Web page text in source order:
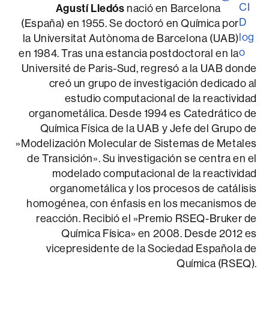
Agustí Lledós nació en Barcelona
(España) en 1955. Se doctoró en Química por
la Universitat Autònoma de Barcelona (UAB)
en 1984. Tras una estancia postdoctoral en la
Université de Paris-Sud, regresó a la UAB donde
creó un grupo de investigación dedicado al
estudio computacional de la reactividad
organometálica. Desde 1994 es Catedrático de
Química Física de la UAB y Jefe del Grupo de
»Modelización Molecular de Sistemas de Metales
de Transición». Su investigación se centra en el
modelado computacional de la reactividad
organometálica y los procesos de catálisis
homogénea, con énfasis en los mecanismos de
reacción. Recibió el »Premio RSEQ-Bruker de
Química Física» en 2008. Desde 2012 es
vicepresidente de la Sociedad Española de
Química (RSEQ).